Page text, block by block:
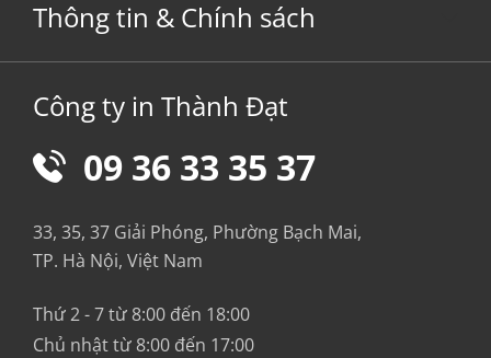
Thông tin & Chính sách
Công ty in Thành Đạt
09 36 33 35 37
33, 35, 37 Giải Phóng, Phường Bạch Mai,
TP. Hà Nội, Việt Nam
Thứ 2 - 7 từ 8:00 đến 18:00
Chủ nhật từ 8:00 đến 17:00